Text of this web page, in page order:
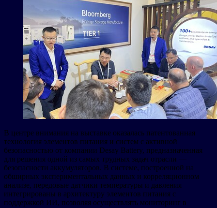
В центре внимания на выставке оказалась патентованная
технология элементов питания и систем с активной
безопасностью от компании Desay Battery, предназначенная
для решения одной из самых трудных задач отрасли —
безопасности аккумуляторов. В системе, построенной на
обширных экспериментальных данных и корреляционном
анализе, передовые датчики температуры и давления
интегрированы в архитектуру элементов питания с
поддержкой ИИ, позволяя осуществлять мониторинг в